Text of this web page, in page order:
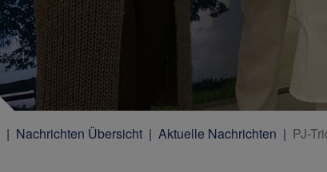
Nachrichten Übersicht Aktuelle Nachrichten PJ-